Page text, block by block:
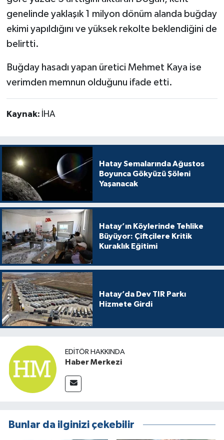
genelinde yaklaşık 1 milyon dönüm alanda buğday
ekimi yapıldığını ve yüksek rekolte beklendiğini de
belirtti.
Buğday hasadı yapan üretici Mehmet Kaya ise
verimden memnun olduğunu ifade etti.
Kaynak: İHA
Hatay Semalarında Ağustos
Boyunca Gökyüzü Şöleni
Yaşanacak
Hatay’ın Köylerinde Tehlike
Büyüyor: Çiftçilere Kritik
Kuraklık Eğitimi
Hatay’da Dev TIR Parkı
Hizmete Girdi
EDITÖR HAKKINDA
Haber Merkezi
Bunlar da ilginizi çekebilir